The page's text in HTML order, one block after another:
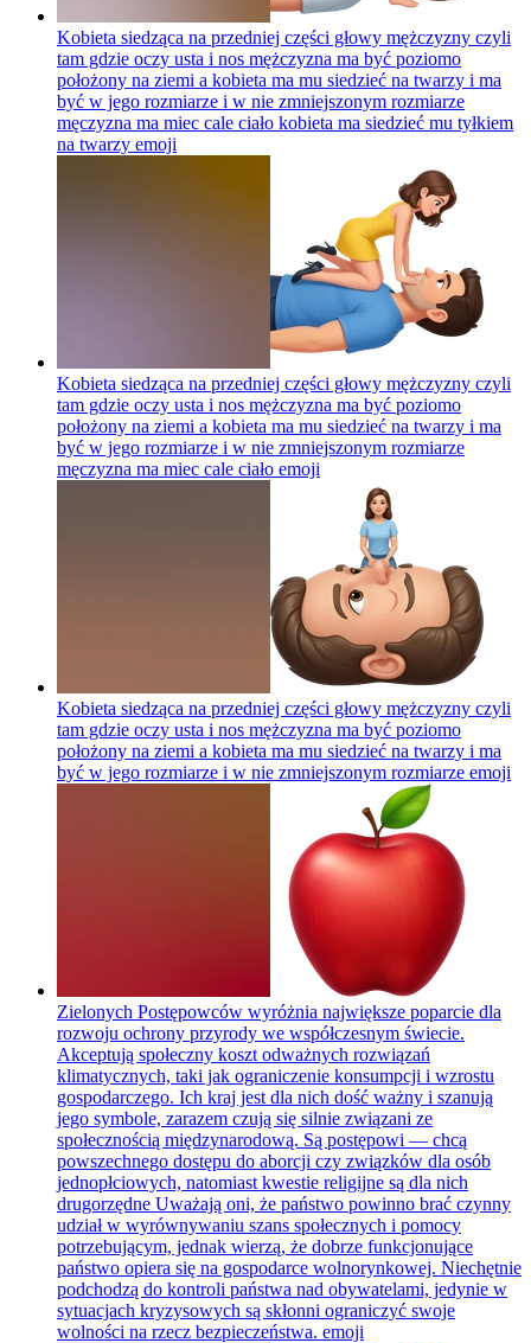
Kobieta siedząca na przedniej części głowy mężczyzny czyli
tam gdzie oczy usta i nos mężczyzna ma być poziomo
położony na ziemi a kobieta ma mu siedzieć na twarzy i ma
być w jego rozmiarze i w nie zmniejszonym rozmiarze
męczyzna ma miec cale ciało kobieta ma siedzieć mu tyłkiem
na twarzy emoji
Kobieta siedząca na przedniej części głowy mężczyzny czyli
tam gdzie oczy usta i nos mężczyzna ma być poziomo
położony na ziemi a kobieta ma mu siedzieć na twarzy i ma
być w jego rozmiarze i w nie zmniejszonym rozmiarze
męczyzna ma miec cale ciało emoji
Kobieta siedząca na przedniej części głowy mężczyzny czyli
tam gdzie oczy usta i nos mężczyzna ma być poziomo
położony na ziemi a kobieta ma mu siedzieć na twarzy i ma
być w jego rozmiarze i w nie zmniejszonym rozmiarze emoji
Zielonych Postępowców wyróżnia największe poparcie dla
rozwoju ochrony przyrody we współczesnym świecie.
Akceptują społeczny koszt odważnych rozwiązań
klimatycznych, taki jak ograniczenie konsumpcji i wzrostu
gospodarczego. Ich kraj jest dla nich dość ważny i szanują
jego symbole, zarazem czują się silnie związani ze
społecznością międzynarodową. Są postępowi — chcą
powszechnego dostępu do aborcji czy związków dla osób
jednopłciowych, natomiast kwestie religijne są dla nich
drugorzędne Uważają oni, że państwo powinno brać czynny
udział w wyrównywaniu szans społecznych i pomocy
potrzebującym, jednak wierzą, że dobrze funkcjonujące
państwo opiera się na gospodarce wolnorynkowej. Niechętnie
podchodzą do kontroli państwa nad obywatelami, jedynie w
sytuacjach kryzysowych są skłonni ograniczyć swoje
wolności na rzecz bezpieczeństwa. emoji